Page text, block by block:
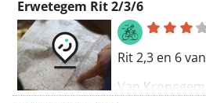
Erwetegem Rit 2/3/6
Rit 2,3 en 6
Van